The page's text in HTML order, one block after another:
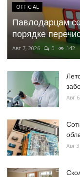
OFFICIAL
Павлодарцам
порядке
Авг 7, 2026 0 142
Авг
Авг